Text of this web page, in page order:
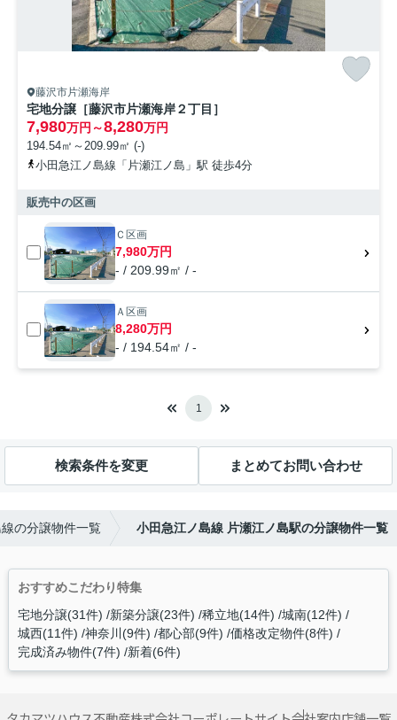
お問い合わせ
藤沢市片瀬海岸
宅地分譲［藤沢市片瀬海岸２丁目］
7,980万円～8,280万円
194.54㎡～209.99㎡ (-)
小田急江ノ島線「片瀬江ノ島」駅 徒歩4分
販売中の区画
Ｃ区画
7,980万円
- / 209.99㎡ / -
Ａ区画
8,280万円
- / 194.54㎡ / -
1
検索条件を変更 まとめてお問い合わせ
の分譲物件一覧 小田急江ノ島線 片瀬江ノ島駅の分譲物件一覧
おすすめこだわり特集
宅地分譲(31件) 新築分譲(23件) 稀立地(14件) 城南(12件)
城西(11件) 神奈川(9件) 都心部(9件) 価格改定物件(8件)
完成済み物件(7件) 新着(6件)